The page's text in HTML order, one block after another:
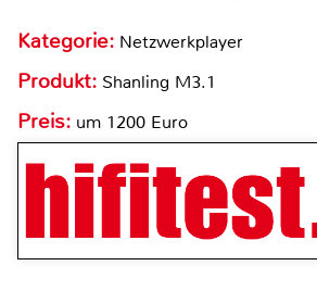
Kategorie: Netzwerkplayer
Produkt: Shanling M3.1
Preis: um 1200 Euro